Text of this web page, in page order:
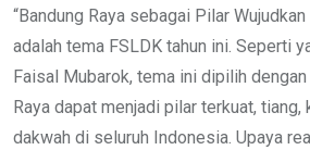
“Bandung Raya sebagai Pilar
adalah tema FSLDK tahun ini. Seperti
Faisal Mubarok, tema ini dipilih dengan
Raya dapat menjadi pilar terkuat,
dakwah di seluruh Indonesia. Upaya